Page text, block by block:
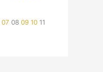
07 08 09 10 11